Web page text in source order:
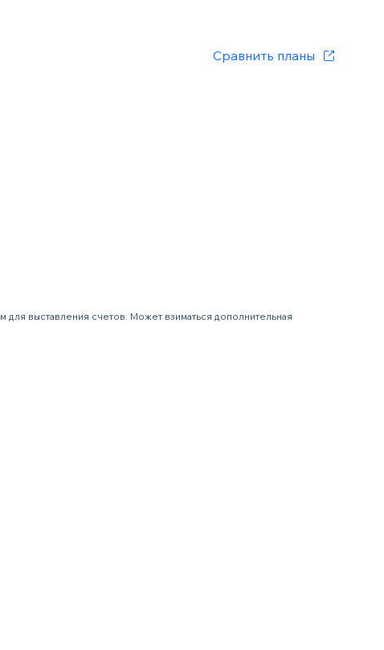
Сравнить планы
выставления счетов. Может взиматься дополнительная